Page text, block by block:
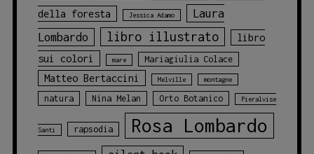
della foresta
Jessica Adamo
Laura
Lombardo
libro illustrato
libro
sui colori
mare Mariagiulia Colace
Matteo Bertaccini Melville montagne
natura Nina Melan Orto Botanico Pieralvise
Santi rapsodia Rosa Lombardo